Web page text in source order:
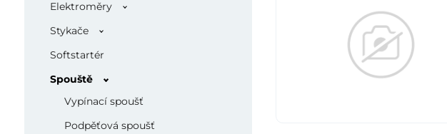
Elektroměry
Stykače
Softstartér
Spouště
Vypínací spoušť
Podpěťová spoušť